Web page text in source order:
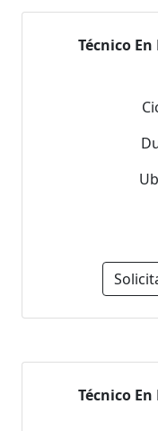
Técnico
Técnico